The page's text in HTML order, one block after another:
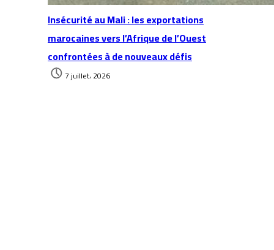
Insécurité au Mali : les exportations
marocaines vers l’Afrique de l’Ouest
confrontées à de nouveaux défis
7 juillet، 2026